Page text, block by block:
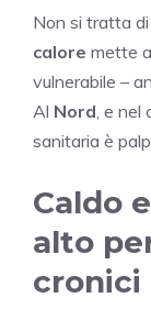
Non si tratta di
calore mette
vulnerabile –
Al Nord , e
sanitaria è
Caldo
alto
cronici